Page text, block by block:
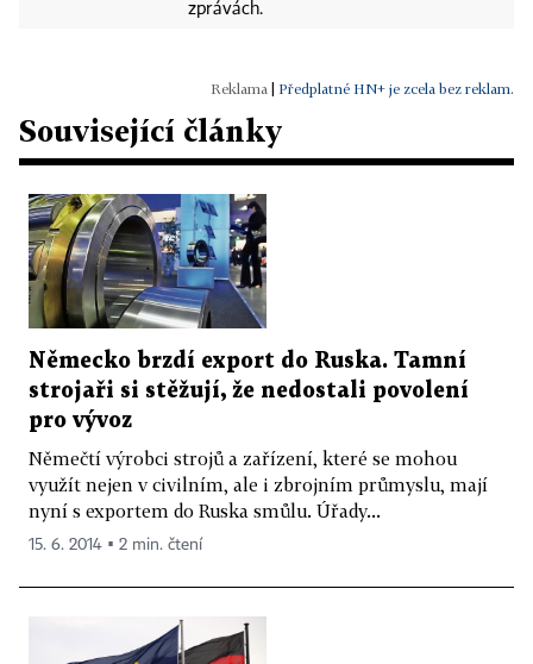
zprávách.
Předplatné HN+ je zcela bez reklam.
Související články
Německo brzdí export do Ruska. Tamní
strojaři si stěžují, že nedostali povolení
pro vývoz
Němečtí výrobci strojů a zařízení, které se mohou
využít nejen v civilním, ale i zbrojním průmyslu, mají
nyní s exportem do Ruska smůlu. Úřady...
15. 6. 2014 ▪ 2 min. čtení